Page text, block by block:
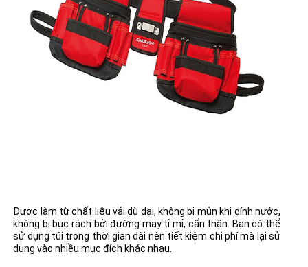
Được làm từ chất liệu vải dù dai, không bị mủn khi dính nước,
không bị bục rách bởi đường may tỉ mỉ, cẩn thận. Bạn có thể
sử dụng túi trong thời gian dài nên tiết kiệm chi phí mà lại sử
dụng vào nhiều mục đích khác nhau.